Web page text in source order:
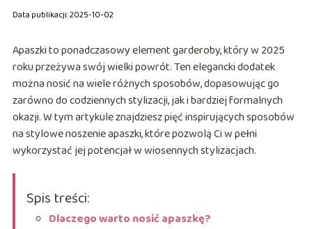
Data publikacji: 2025-10-02
Apaszki to ponadczasowy element garderoby, który w 2025
roku przeżywa swój wielki powrót. Ten elegancki dodatek
można nosić na wiele różnych sposobów, dopasowując go
zarówno do codziennych stylizacji, jak i bardziej formalnych
okazji. W tym artykule znajdziesz pięć inspirujących sposobów
na stylowe noszenie apaszki, które pozwolą Ci w pełni
wykorzystać jej potencjał w wiosennych stylizacjach.
Spis treści:
Dlaczego warto nosić apaszkę?